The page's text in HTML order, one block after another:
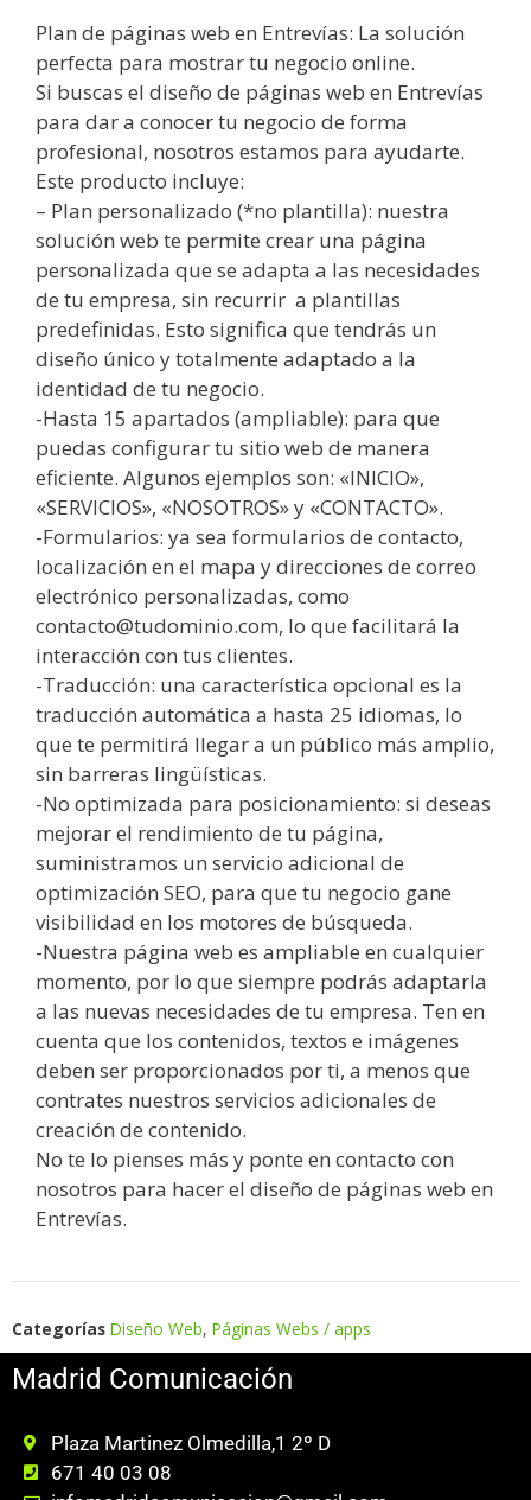
Plan de páginas web en Entrevías: La solución
perfecta para mostrar tu negocio online.
Si buscas el diseño de páginas web en Entrevías
para dar a conocer tu negocio de forma
profesional, nosotros estamos para ayudarte.
Este producto incluye:
– Plan personalizado (*no plantilla): nuestra
solución web te permite crear una página
personalizada que se adapta a las necesidades
de tu empresa, sin recurrir a plantillas
predefinidas. Esto significa que tendrás un
diseño único y totalmente adaptado a la
identidad de tu negocio.
-Hasta 15 apartados (ampliable): para que
puedas configurar tu sitio web de manera
eficiente. Algunos ejemplos son: «INICIO»,
«SERVICIOS», «NOSOTROS» y «CONTACTO».
-Formularios: ya sea formularios de contacto,
localización en el mapa y direcciones de correo
electrónico personalizadas, como
contacto@tudominio.com, lo que facilitará la
interacción con tus clientes.
-Traducción: una característica opcional es la
traducción automática a hasta 25 idiomas, lo
que te permitirá llegar a un público más amplio,
sin barreras lingüísticas.
-No optimizada para posicionamiento: si deseas
mejorar el rendimiento de tu página,
suministramos un servicio adicional de
optimización SEO, para que tu negocio gane
visibilidad en los motores de búsqueda.
-Nuestra página web es ampliable en cualquier
momento, por lo que siempre podrás adaptarla
a las nuevas necesidades de tu empresa. Ten en
cuenta que los contenidos, textos e imágenes
deben ser proporcionados por ti, a menos que
contrates nuestros servicios adicionales de
creación de contenido.
No te lo pienses más y ponte en contacto con
nosotros para hacer el diseño de páginas web en
Entrevías.
Categorías Diseño Web, Páginas Webs / apps
Madrid Comunicación
Plaza Martinez Olmedilla,1 2º D
671 40 03 08